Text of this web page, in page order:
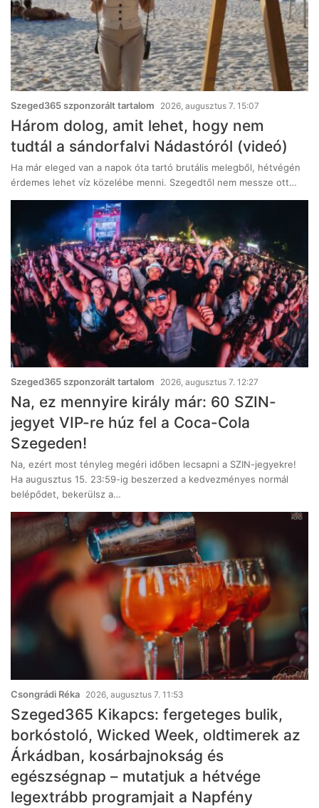
Szeged365 szponzorált tartalom 2026, augusztus 7. 15:07
Három dolog, amit lehet, hogy nem
tudtál a sándorfalvi Nádastóról (videó)
Ha már eleged van a napok óta tartó brutális melegből, hétvégén
érdemes lehet víz közelébe menni. Szegedtől nem messze ott…
Szeged365 szponzorált tartalom 2026, augusztus 7. 12:27
Na, ez mennyire király már: 60 SZIN-
jegyet VIP-re húz fel a Coca-Cola
Szegeden!
Na, ezért most tényleg megéri időben lecsapni a SZIN-jegyekre!
Ha augusztus 15. 23:59-ig beszerzed a kedvezményes normál
belépődet, bekerülsz a…
Csongrádi Réka 2026, augusztus 7. 11:53
Szeged365 Kikapcs: fergeteges bulik,
borkóstoló, Wicked Week, oldtimerek az
Árkádban, kosárbajnokság és
egészségnap – mutatjuk a hétvége
legextrább programjait a Napfény